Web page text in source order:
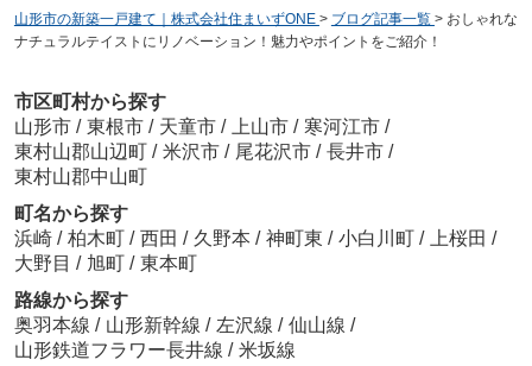
山形市の新築一戸建て｜株式会社住まいずONE > ブログ記事一覧 > おしゃれな
ナチュラルテイストにリノベーション！魅力やポイントをご紹介！
市区町村から探す
山形市 / 東根市 / 天童市 / 上山市 / 寒河江市 /
東村山郡山辺町 / 米沢市 / 尾花沢市 / 長井市 /
東村山郡中山町
町名から探す
浜崎 / 柏木町 / 西田 / 久野本 / 神町東 / 小白川町 / 上桜田 /
大野目 / 旭町 / 東本町
路線から探す
奥羽本線 / 山形新幹線 / 左沢線 / 仙山線 /
山形鉄道フラワー長井線 / 米坂線